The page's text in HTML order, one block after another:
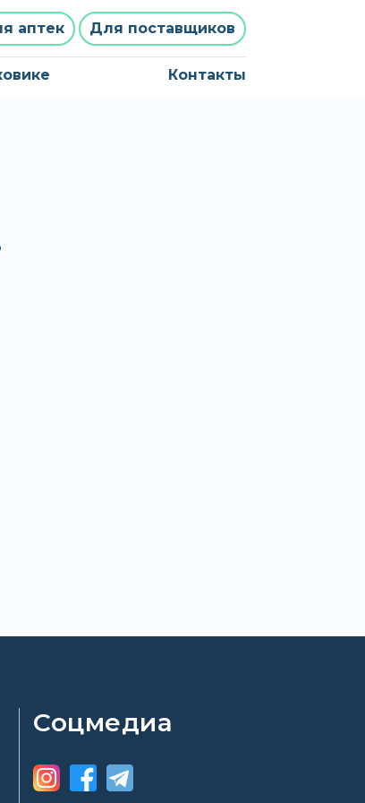
аптек Для поставщиков
Контакты
Соцмедиа